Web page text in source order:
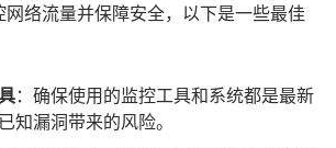
网络流量并保障安全，以下是一些最佳
：确保使用的监控工具和系统都是最新
知漏洞带来的风险。